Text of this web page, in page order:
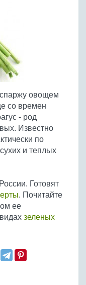
овощем
со времен
- род
Известно
по
и теплых
Готовят
. Почитайте
ее
зеленых